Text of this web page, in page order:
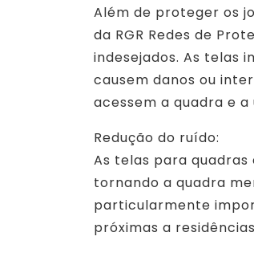
Além de proteger os
da RGR Redes de
indesejados. As telas
causem danos ou
acessem a quadra e
Redução do ruído:
As telas para
tornando a quadra
particularmente
próximas a